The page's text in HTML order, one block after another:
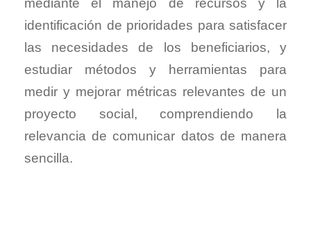
mediante el manejo de recursos y la
identificación de prioridades para satisfacer
las necesidades de los beneficiarios, y
estudiar métodos y herramientas para
medir y mejorar métricas relevantes de un
proyecto social, comprendiendo la
relevancia de comunicar datos de manera
sencilla.